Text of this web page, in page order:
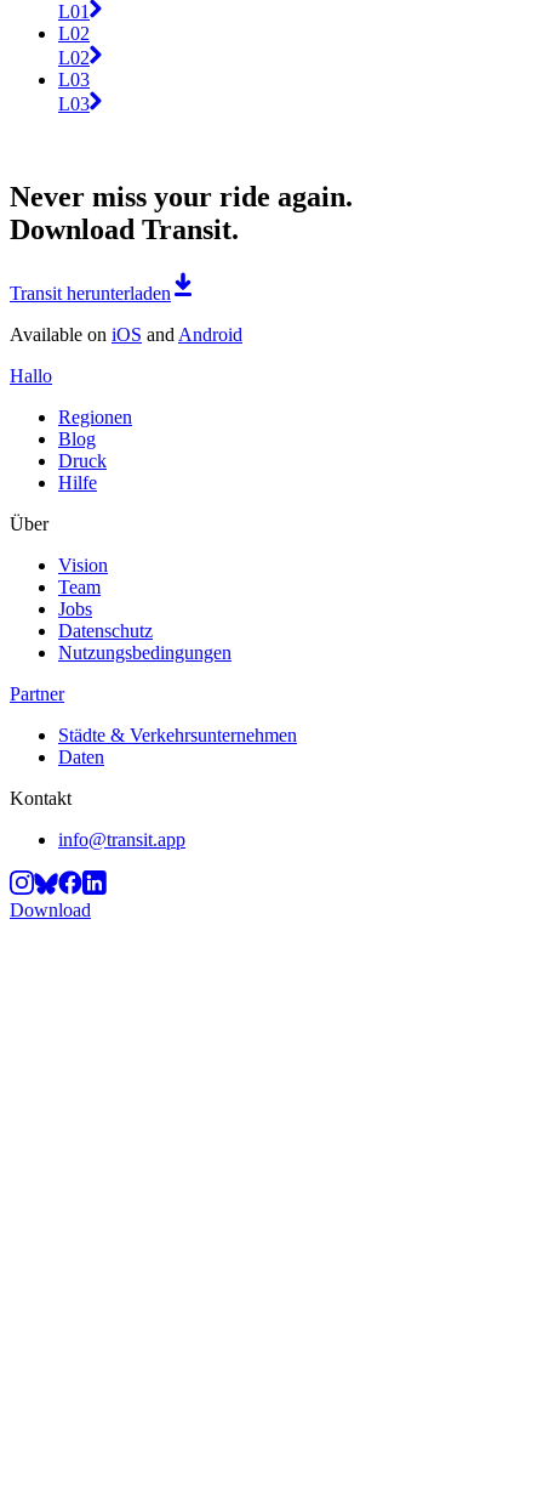
L01
L02
L02
L03
L03
Never miss your ride again.
Download Transit.
Transit herunterladen
Available on iOS and Android
Hallo
Regionen
Blog
Druck
Hilfe
Über
Vision
Team
Jobs
Datenschutz
Nutzungsbedingungen
Partner
Städte & Verkehrsunternehmen
Daten
Kontakt
info@transit.app
Download